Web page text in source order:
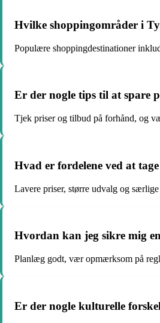
Hvilke shoppingområder i
Populære shoppingdestinationer
Er der nogle tips til at spare
Tjek priser og tilbud på forhånd, og
Hvad er fordelene ved at
Lavere priser, større udvalg og
Hvordan kan jeg sikre mig
Planlæg godt, vær opmærksom på
Er der nogle kulturelle